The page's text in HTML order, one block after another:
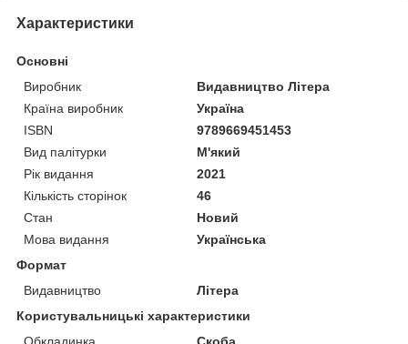
Характеристики
Основні
Виробник
Видавництво Літера
Країна виробник
Україна
ISBN
9789669451453
Вид палітурки
М'який
Рік видання
2021
Кількість сторінок
46
Стан
Новий
Мова видання
Українська
Формат
Видавництво
Літера
Користувальницькі характеристики
Обкладинка
Скоба